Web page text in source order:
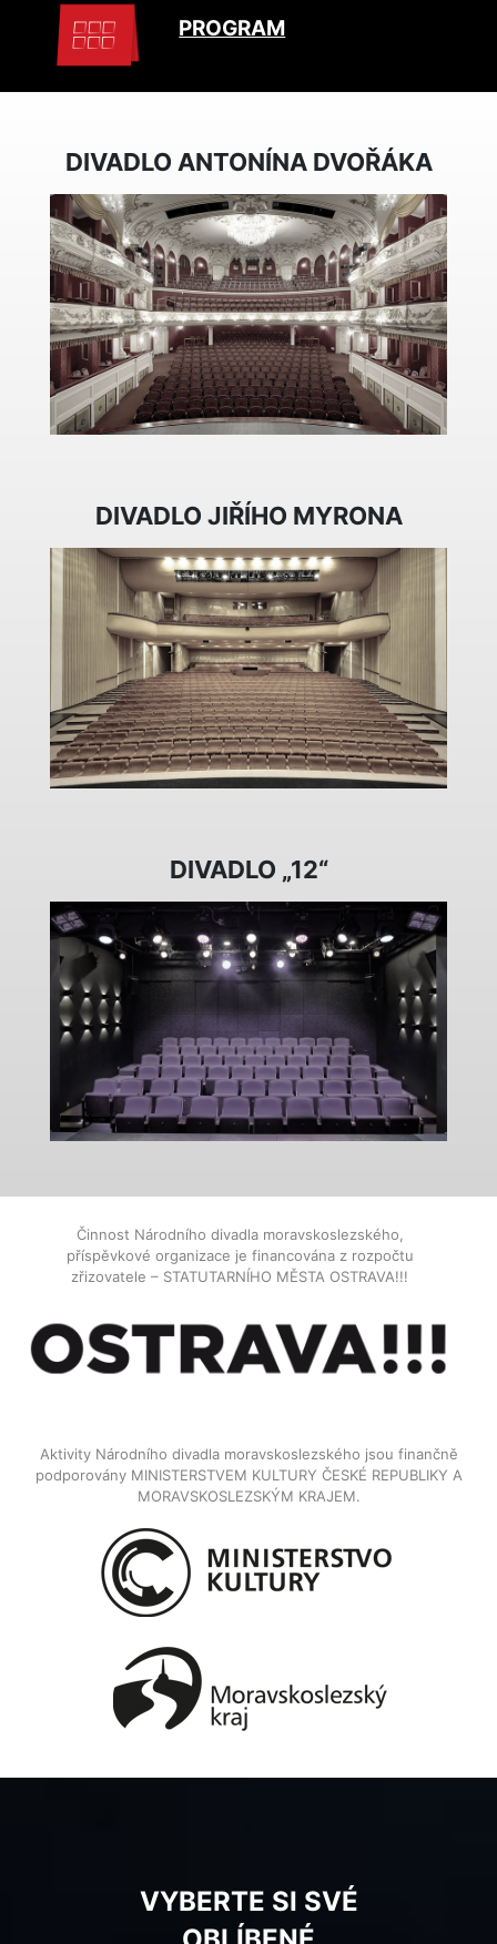
PROGRAM
DIVADLO ANTONÍNA DVOŘÁKA
DIVADLO JIŘÍHO MYRONA
DIVADLO „12“
Činnost Národního divadla moravskoslezského,
příspěvkové organizace je financována z rozpočtu
zřizovatele – STATUTARNÍHO MĚSTA OSTRAVA!!!
Aktivity Národního divadla moravskoslezského jsou finančně
podporovány MINISTERSTVEM KULTURY ČESKÉ REPUBLIKY A
MORAVSKOSLEZSKÝM KRAJEM.
VYBERTE SI SVÉ